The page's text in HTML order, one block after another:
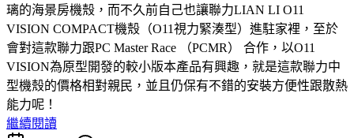
璃的海景房機殼，而不久前自己也讓聯力LIAN LI O11
VISION COMPACT機殼（O11視力緊湊型）進駐家裡，至於
會對這款聯力跟PC Master Race （PCMR） 合作，以O11
VISION為原型開發的較小版本產品有興趣，就是這款聯力中
型機殼的價格相對親民，並且仍保有不錯的安裝方便性跟散熱
能力呢！
繼續閱讀